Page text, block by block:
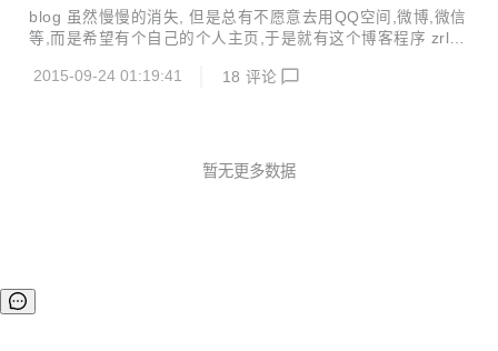
新特 构建全新的插件模式 多说，七牛，备份数据库，邮件服
务改为插件方式实现（需要进行下载才可以使用） 记录管理界
用到的静态文件 （war包体积缩小到7M左右） 可在zrl...
blog 虽然慢慢的消失, 但是总有不愿意去用QQ空间,微博,微信
等,而是希望有个自己的个人主页,于是就有这个博客程序 zrlog
再到 SpringMVC 到最终的JFinal。从中学到了很多从书上无
本上满足了管理员的编辑 6.使用 ecache缓存公共数据,访问速
2015-09-24 01:19:41 18 评论
暂无更多数据